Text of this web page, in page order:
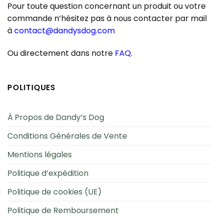
Pour toute question concernant un produit ou votre
commande n’hésitez pas à nous contacter par mail
àcontact@dandysdog.com
Ou directement dans notre FAQ.
POLITIQUES
À Propos de Dandy’s Dog
Conditions Générales de Vente
Mentions légales
Politique d’expédition
Politique de cookies (UE)
Politique de Remboursement